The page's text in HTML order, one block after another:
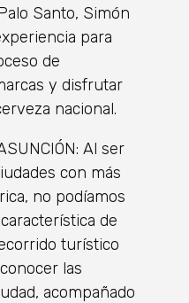
Santo, Simón
para
de
y disfrutar
nacional.
Al ser
con más
no podíamos
de
turístico
las
acompañado